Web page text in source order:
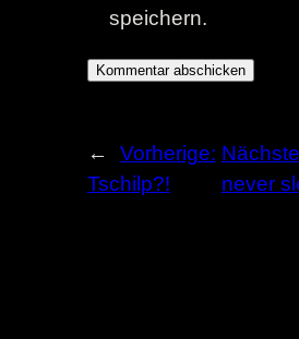
speichern.
←
Vorherige:
Tschilp?!
never